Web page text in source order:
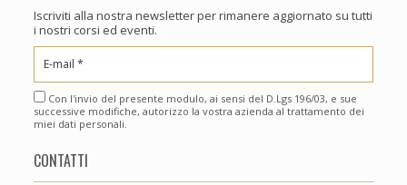
Iscriviti alla nostra newsletter per rimanere aggiornato su tutti
i nostri corsi ed eventi.
Con l'invio del presente modulo, ai sensi del D.Lgs 196/03, e sue
successive modifiche, autorizzo la vostra azienda al trattamento dei
miei dati personali.
CONTATTI